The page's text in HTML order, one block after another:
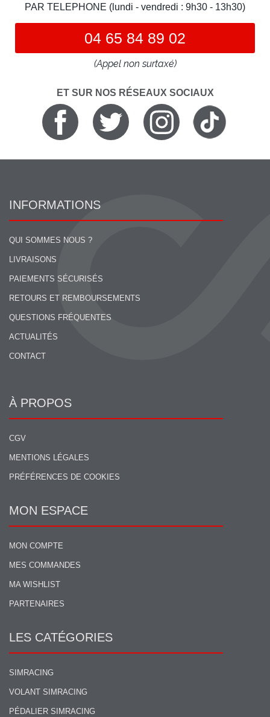
PAR TELEPHONE (lundi - vendredi : 9h30 - 13h30)
04 65 84 89 02
(Appel non surtaxé)
ET SUR NOS RÉSEAUX SOCIAUX
INFORMATIONS
QUI SOMMES NOUS ?
LIVRAISONS
PAIEMENTS SÉCURISÉS
RETOURS ET REMBOURSEMENTS
QUESTIONS FRÉQUENTES
ACTUALITÉS
CONTACT
À PROPOS
CGV
MENTIONS LÉGALES
PRÉFÉRENCES DE COOKIES
MON ESPACE
MON COMPTE
MES COMMANDES
MA WISHLIST
PARTENAIRES
LES CATÉGORIES
SIMRACING
VOLANT SIMRACING
PÉDALIER SIMRACING